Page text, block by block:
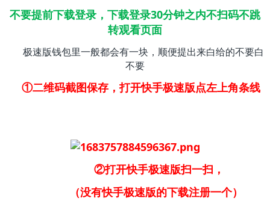
不要提前下载登录，下载登录30分钟之内不扫码不跳
转观看页面
极速版钱包里一般都会有一块，顺便提出来白给的不要白
不要
①二维码截图保存，打开快手极速版点左上角条线
②打开快手极速版扫一扫，
（没有快手极速版的下载注册一个）